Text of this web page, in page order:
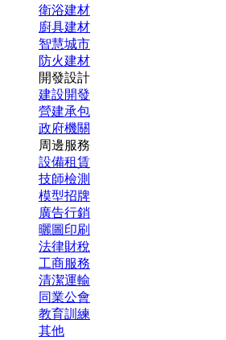
衛浴建材
廚具建材
智慧城市
防火建材
開發設計
建設開發
營建承包
政府機關
周邊服務
設備租賃
技師檢測
模型招牌
廣告行銷
曬圖印刷
法律財稅
工商服務
清潔運輸
同業公會
教育訓練
其他